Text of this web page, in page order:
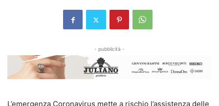
- pubblicità -
L’emergenza Coronavirus mette a rischio l’assistenza delle